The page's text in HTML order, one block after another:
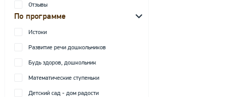
Отзывы
По программе
Истоки
Развитие речи дошкольников
Будь здоров, дошкольник
Математические ступеньки
Детский сад - дом радости